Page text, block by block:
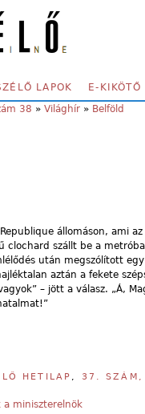
LAPOK E-KIKÖTŐ
38 » Világhír » Belföld
állomáson, ami
clochard szállt be a
után megszólított
aztán a fekete
– jött a válasz. „Á,
HETILAP 37. SZÁM,
a miniszterelnök